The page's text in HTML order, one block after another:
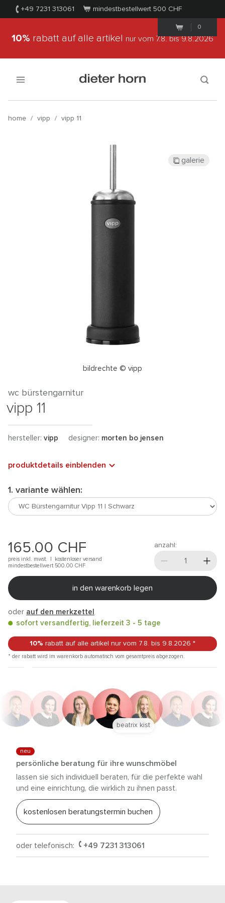
+49 7231 313061 mindestbestellwert 500 CHF
0
10% rabatt auf alle artikel nur vom 7.8.bis 9.8.2026
home / vipp / vipp 11
bildrechte © vipp
galerie
wc bürstengarnitur
vipp 11
hersteller: vipp designer: morten bo jensen
produktdetails einblenden
1. variante wählen:
165.00 CHF
preis inkl. mwst. |
kostenloser versand
mindestbestellwert 500.00 CHF
anzahl:
in den warenkorb legen
oder auf den merkzettel
sofort versandfertig, lieferzeit 3 - 5 tage
10% rabatt auf alle artikel nur vom 7.8. bis 9.8.2026 *
* der rabatt wird im warenkorb automatisch vom gesamtpreis abgezogen.
neu
persönliche beratung für ihre wunschmöbel
lassen sie sich individuell beraten, für die perfekte wahl
und eine einrichtung, die wirklich zu ihnen passt.
kostenlosen beratungstermin buchen
oder telefonisch: +49 7231 313061
beatrix kist